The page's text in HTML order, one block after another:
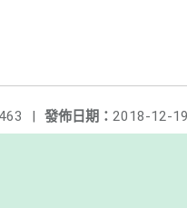
發佈日期： 2018-12-19
|